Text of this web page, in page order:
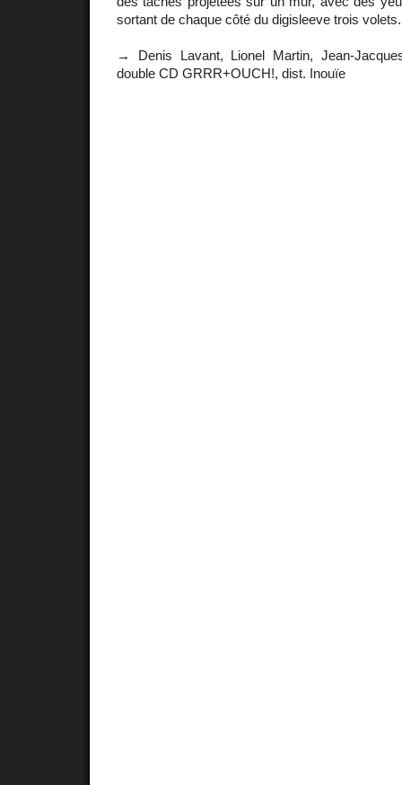
sortant de chaque côté du digisleeve trois volets.
→ Denis Lavant, Lionel Martin, Jean-
double CD GRRR+OUCH!, dist. Inouïe